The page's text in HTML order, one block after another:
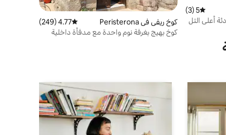
متوسط التقييم 5 من 5، 3 مراجعات
5 (3)
أعلى التل
كوخ ريفي في Peristerona متوسط التقييم 4.77 من 5، 249 مراجعات
4.77 (249)
كوخ بهيج بغرفة نوم واحدة مع مدفأة داخلية